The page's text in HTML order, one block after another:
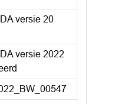
versie 20
versie 2022